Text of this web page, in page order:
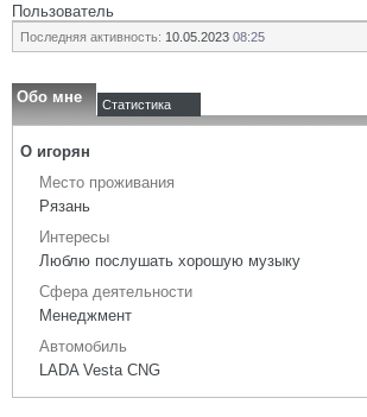
Пользователь
Последняя активность: 10.05.2023 08:25
Обо мне Статистика
О игорян
Место проживания
Рязань
Интересы
Люблю послушать хорошую музыку
Сфера деятельности
Менеджмент
Автомобиль
LADA Vesta CNG